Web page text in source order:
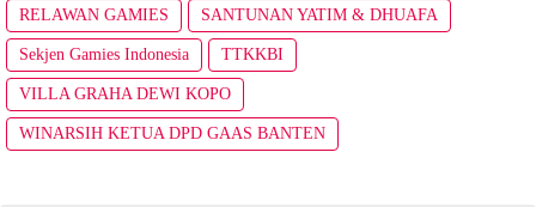
RELAWAN GAMIES SANTUNAN YATIM & DHUAFA
Sekjen Gamies Indonesia TTKKBI
VILLA GRAHA DEWI KOPO
WINARSIH KETUA DPD GAAS BANTEN